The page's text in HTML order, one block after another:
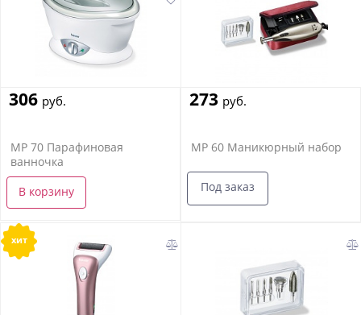
306 руб.
MP 70 Парафиновая
ванночка
В корзину
273 руб.
MP 60 Маникюрный набор
Под заказ
хит